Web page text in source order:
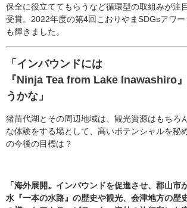
保全に役立ててもらうなど循環型の取組みが注
受賞。2022年度の第4回こおりやまSDGsアワ
も輝きました。
「インバウンドには
『Ninja Tea from Lake Inawashiro
うかな」
猪苗代湖とその周辺地域は、観光資源はもちろ
な体験をする場として、高いポテンシャルを秘
の今後の目標は？
「海外展開。インバウンドを促進させ、郡山市
水『一本の水路』の歴史や観光、会津地方の歴